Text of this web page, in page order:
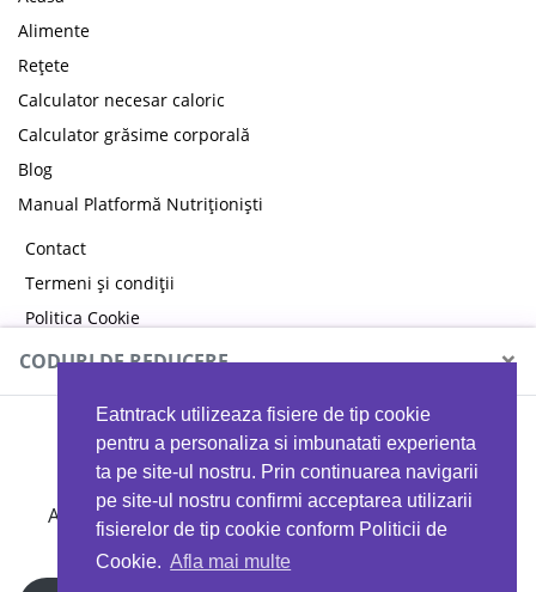
Eatntrack utilizeaza fisiere de tip cookie
pentru a personaliza si imbunatati experienta
ta pe site-ul nostru. Prin continuarea navigarii
pe site-ul nostru confirmi acceptarea utilizarii
fisierelor de tip cookie conform Politicii de
Cookie. Afla mai multe
Alimente
Rețete
Calculator necesar caloric
Calculator grăsime corporală
Blog
Manual Platformă Nutriționiști
Contact
Termeni și condiții
Politica Cookie
Politica de confidențialitate
CODURI DE REDUCERE ×
MYPROTEIN
Ai 40%reducere la orice comandă folosind codul
EATTRACK